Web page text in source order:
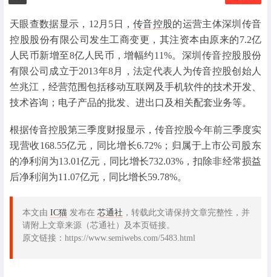
天眼查数据显示，12月5日，传音控股的运营主体深圳传音
控股股份有限公司发生工商变更，其注资本由原来的7.2亿
人民币新增至8亿人民币，增幅约11%。深圳传音控股股份
有限公司成立于2013年8月，法定代表人为传音控股创始人
竺兆江，经营范围包括移动互联网及手机软件的技术开发、
技术咨询；电子产品的批发、进出口及相关配套业务等。
根据传音控股第三季度财报显示，传音控股今年前三季度实
现营收168.55亿元，同比增长6.72%；归属于上市公司股东
的净利润为13.01亿元，同比增长732.03%，扣除非经常损益
后净利润为11.07亿元，同比增长59.78%。
本文由 IC猫 发布在 芯通社 ，转载此文请保持文章完整性，并
请附上文章来源（芯通社）及本页链接。
原文链接：https://www.semiwebs.com/5483.html